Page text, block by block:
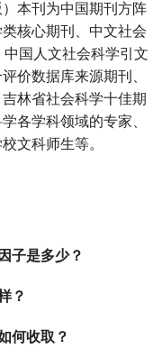
本刊为中国期刊方阵
核心期刊、中文社会
国人文社会科学引文
价数据库来源期刊、
林省社会科学十佳期
各学科领域的专家、
文科师生等。
子是多少？
？
何收取？